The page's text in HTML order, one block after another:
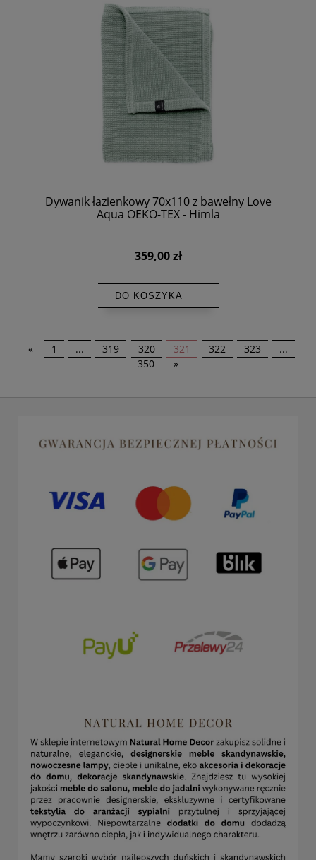
Dywanik łazienkowy 70x110 z bawełny Love
Aqua OEKO-TEX - Himla
359,00 zł
DO KOSZYKA
« 1 ... 319 320 321 322 323
...
350
»